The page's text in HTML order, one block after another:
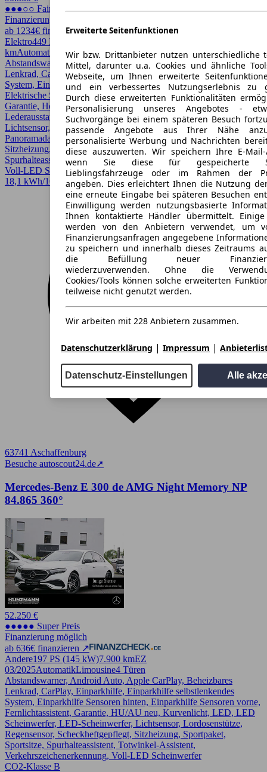
●●●○○ Fairer Preis
Finanzierung möglich
ab 1234€ finanzieren ↗
Elektro449 PS (330 kW)
kmAutomatik Limousine4 Türen
Abstandswarner, Allrad, Android Auto, Apple CarPlay, Beheizbares
Lenkrad, CarPlay, Einparkhilfe, Einparkhilfe selbstlenkendes
System, Einparkhilfe Sensoren hinten, Einparkhilfe Sensoren vorne,
Elektrische Sitze, Elektrische Sitzeinstellung, Fernlichtassistent,
Garantie, Head-up display, HU/AU neu, Kurvenlicht, LED,
Lederausstattung, LED Scheinwerfer, LED-Scheinwerfer,
Lichtsensor, Lordosenstütze, Massagesitze, Panorama,
Panoramadach, Regensensor, Scheckheftgepflegt, Schiebedach,
Sitzheizung, Sitzheizung hinten, Sportpaket, Sportsitze,
Spurhalteassistent, Totwinkel-Assistent, Verkehrszeichenerkennung,
Voll-LED Scheinwerfer
18,1 kWh/100 km (gew., komb.)* · CO2-Klasse A
63741 Aschaffenburg
Besuche autoscout24.de➚
Mercedes-Benz E 300 de AMG Night Memory NP
84.865 360°
52.250 €
●●●●● Super Preis
Finanzierung möglich
ab 636€ finanzieren ↗
Andere197 PS (145 kW)7.900 kmEZ
03/2025AutomatikLimousine4 Türen
Abstandswarner, Android Auto, Apple CarPlay, Beheizbares
Lenkrad, CarPlay, Einparkhilfe, Einparkhilfe selbstlenkendes
System, Einparkhilfe Sensoren hinten, Einparkhilfe Sensoren vorne,
Fernlichtassistent, Garantie, HU/AU neu, Kurvenlicht, LED, LED
Scheinwerfer, LED-Scheinwerfer, Lichtsensor, Lordosenstütze,
Regensensor, Scheckheftgepflegt, Sitzheizung, Sportpaket,
Sportsitze, Spurhalteassistent, Totwinkel-Assistent,
Verkehrszeichenerkennung, Voll-LED Scheinwerfer
CO2-Klasse B
Erweiterte Seitenfunktionen
Wir bzw. Drittanbieter nutzen unterschiedliche
Mittel, darunter u.a. Cookies und ähnliche
Webseite, um Ihnen erweiterte
und ein verbessertes Nutzungserlebnis zu
Durch diese erweiterten Funktionalitäten
Personalisierung unseres Angebotes -
Suchvorgänge bei einem späteren Besuch
passende Angebote aus Ihrer Nähe
personalisierte Werbung und Nachrichten
diese auszuwerten. Wir speichern Ihre E-Mail-
wenn Sie diese für gespeicherte
Lieblingsfahrzeuge oder im Rahmen der
angeben. Dies erleichtert Ihnen die Nutzung
eine erneute Eingabe bei späteren Besuchen
Einwilligung werden nutzungsbasierte
Ihnen kontaktierte Händler übermittelt. Einige
werden von den Anbietern verwendet, um
Finanzierungsanfragen angegebene
zu speichern und innerhalb dieses Zeitraums
die Befüllung neuer
wiederzuverwenden. Ohne die
Cookies/Tools können solche erweiterten
teilweise nicht genutzt werden.
Wir arbeiten mit 228 Anbietern zusammen.
Datenschutzerklärung | Impressum |
Datenschutz-Einstellungen Alle